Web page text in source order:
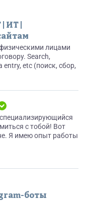
ИТ |
лицами
Search,
etc (поиск, сбор,
с тобой! Вот
Я имею опыт работы
боты